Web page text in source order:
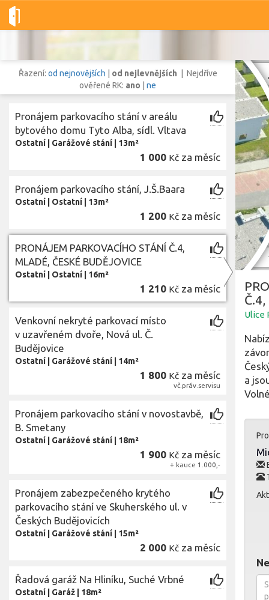
Dobré-nemovitosti.cz obec České Budějovice, okres České
Vše Byty Domy Pozemky
Cena
Řazení: od nejnovějších od nejlevnějších
| Nejdříve
ověřené RK: ano ne
Pronájem parkovacího stání v areálu
bytového domu Tyto Alba, sídl. Vltava
Ostatní Garážové stání 13m²
1 000 Kč za měsíc
Pronájem parkovacího stání, J.Š.Baara
Ostatní Ostatní 13m²
1 200 Kč za měsíc
PRONÁJEM PARKOVACÍHO STÁNÍ Č.4,
MLADÉ, ČESKÉ BUDĚJOVICE
Ostatní Ostatní 16m²
1 210 Kč za měsíc
Venkovní nekryté parkovací místo
v uzavřeném dvoře, Nová ul. Č.
Budějovice
Ostatní Garážové stání 14m²
1 800 Kč za měsíc
vč.práv.servisu
Pronájem parkovacího stání v novostavbě,
B. Smetany
Ostatní Garážové stání 18m²
1 900 Kč za měsíc
+ kauce 1.000,-
Pronájem zabezpečeného krytého
parkovacího stání ve Skuherského ul. v
Českých Budějovicích
Ostatní Garážové stání 15m²
2 000 Kč za měsíc
Řadová garáž Na Hliníku, Suché Vrbné
Ostatní Garáž 18m²
Ulice
a